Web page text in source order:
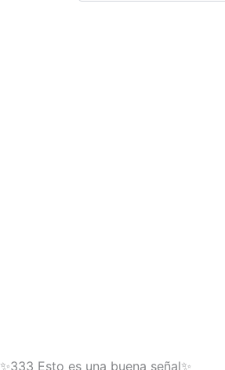
✨333 Esto es una buena señal✨